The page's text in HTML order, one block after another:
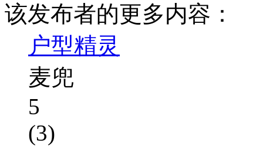
该发布者的更多内容：
户型精灵
麦兜
5
(3)